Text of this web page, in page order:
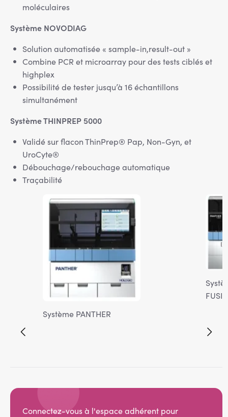
moléculaires
Système NOVODIAG
Solution automatisée « sample-in,result-out »
Combine PCR et microarray pour des tests ciblés et
highplex
Possibilité de tester jusqu’à 16 échantillons
simultanément
Système THINPREP 5000
Validé sur flacon ThinPrep® Pap, Non-Gyn, et
UroCyte®
Débouchage/rebouchage automatique
Traçabilité
Image
Système PANTHER
Connectez-vous à l'espace adhérent pour